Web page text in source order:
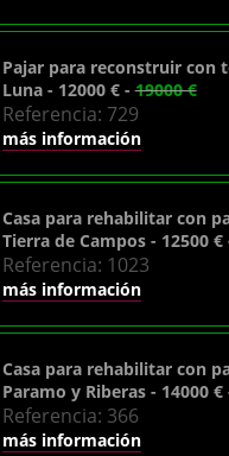
Pajar para reconstruir con
Luna - 12000 € -19000 €
Referencia: 729
más información
Casa para rehabilitar con
Tierra de Campos - 12500
Referencia: 1023
más información
Casa para rehabilitar con
Paramo y Riberas - 14000
Referencia: 366
más información